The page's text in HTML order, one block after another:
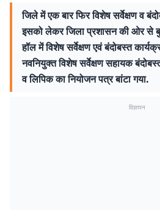
जिले में एक बार फिर विशेष सर्वेक्षण व
इसको लेकर जिला प्रशासन की ओर से
हॉल में विशेष सर्वेक्षण एवं बंदोबस्त
नवनियुक्त विशेष सर्वेक्षण सहायक
व लिपिक का नियोजन पत्र बांटा गया.
विज्ञापन